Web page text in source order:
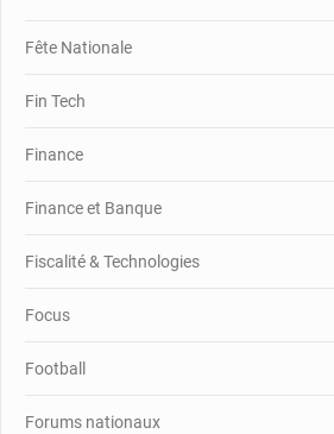
Fête Nationale
Fin Tech
Finance
Finance et Banque
Fiscalité & Technologies
Focus
Football
Forums nationaux